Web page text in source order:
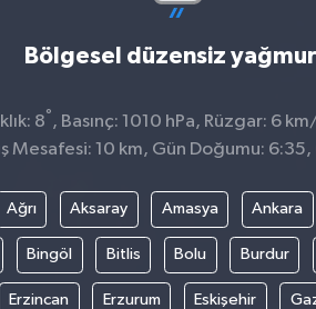
Bölgesel düzensiz yağmur
8° , Basınç: 1010 hPa, Rüzgar: 6
Mesafesi: 10 km, Gün Doğumu: 6:35,
Ağrı Aksaray Amasya Ankara
Bingöl Bitlis Bolu Burdur
Erzincan Erzurum Eskişehir